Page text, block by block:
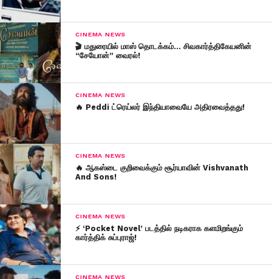
CINEMA NEWS
🎬 மதுரையில் மாஸ் தொடக்கம்… சிவகார்த்திகேயனின்
“சேயோன்” வைரல்!
CINEMA NEWS
🔥 Peddi ட்ரெய்லர் இந்தியாவையே அதிரவைத்தது!
CINEMA NEWS
🔥 ஆகஸ்டை குறிவைக்கும் சூர்யாவின் Vishvanath
And Sons!
CINEMA NEWS
⚡ ‘Pocket Novel’ படத்தில் நடிகராக களமிறங்கும்
கார்த்திக் சுப்புராஜ்!
CINEMA NEWS